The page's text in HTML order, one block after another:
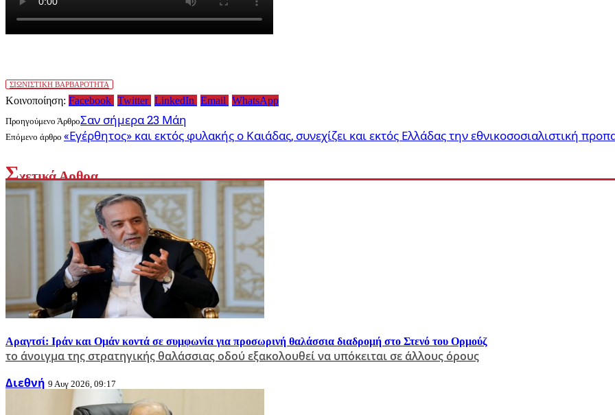
ΣΙΩΝΙΣΤΙΚΗ ΒΑΡΒΑΡΟΤΗΤΑ
Κοινοποίηση: Facebook Twitter LinkedIn Email WhatsApp
Προηγούμενο ΆρθροΣαν σήμερα 23 Μάη
Επόμενο άρθρο «Εγέρθητος» και εκτός φυλακής ο Καιάδας, συνεχίζει και εκτός Ελλάδας την εθνικοσοσιαλιστική
Σχετικά Αρθρα
Αραγτσί: Ιράν και Ομάν κοντά σε συμφωνία για προσωρινή θαλάσσια διαδρομή στο Στενό του Ορμούζ
το άνοιγμα της στρατηγικής θαλάσσιας οδού εξακολουθεί να υπόκειται σε άλλους όρους
Διεθνή 9 Αυγ 2026, 09:17